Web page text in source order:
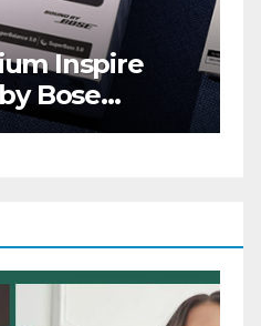
Plus USB